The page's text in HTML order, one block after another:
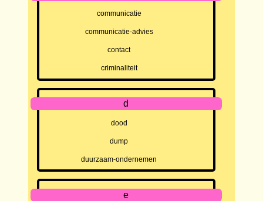
communicatie
communicatie-advies
contact
criminaliteit
d
dood
dump
duurzaam-ondernemen
e